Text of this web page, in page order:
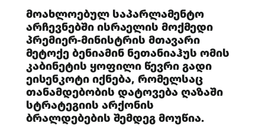
მოახლოებულ საპარლამენტო
არჩევნებში ისრაელის მოქმედი
პრემიერ-მინისტრის მთავარი
მეტოქე ბენიამინ ნეთანიაჰუს ომის
კაბინეტის ყოფილი წევრი გადი
ეისენკოტი იქნება, რომელსაც
თანამდებობის დატოვება ღაზაში
სტრატეგიის არქონის
ბრალდებების შემდეგ მოუწია.